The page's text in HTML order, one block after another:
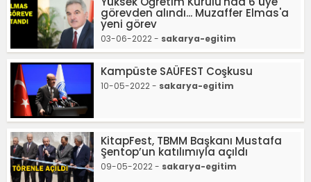
görevden alındı... Muzaffer Elmas'a
yeni görev
03-06-2022 - sakarya-egitim
Kampüste SAÜFEST Coşkusu
10-05-2022 - sakarya-egitim
KitapFest, TBMM Başkanı Mustafa
Şentop’un katılımıyla açıldı
09-05-2022 - sakarya-egitim